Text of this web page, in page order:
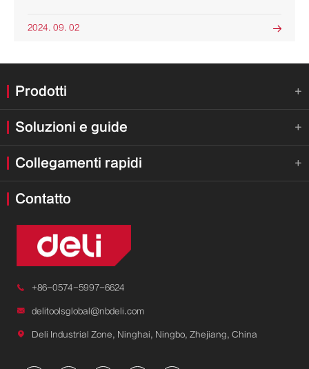
2024. 09. 02 
Prodotti 
Soluzioni e guide 
Collegamenti rapidi 
Contatto
 +86-0574-5997-6624
 delitoolsglobal@nbdeli.com
 Deli Industrial Zone, Ninghai, Ningbo, Zhejiang, China